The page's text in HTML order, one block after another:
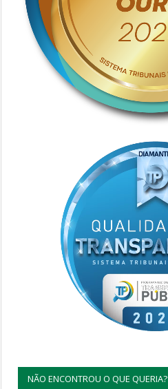
NÃO ENCONTROU O QUE QUERIA?